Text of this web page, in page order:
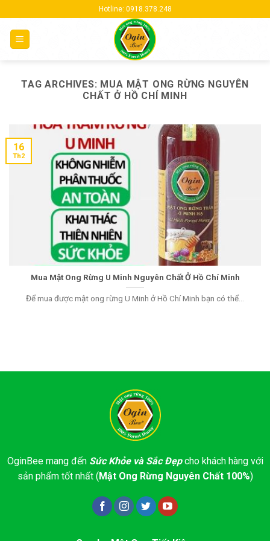
to
content
Hotline: 0918.378.248
TAG ARCHIVES: MUA MẬT ONG RỪNG NGUYÊN
CHẤT Ở HỒ CHÍ MINH
Mua Mật Ong Rừng U Minh Nguyên Chất Ở Hồ Chí Minh
Để mua được mật ong rừng U Minh ở Hồ Chí Minh bạn có thể...
16
Th2
OginBee mang đến Sức Khỏe và Sắc Đẹpcho khách hàng với
sản phẩm tốt nhất (Mật Ong Rừng Nguyên Chất 100%)